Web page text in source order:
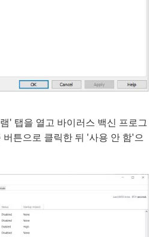
' 탭을 열고 바이러스 백신 프로그
버튼으로 클릭한 뒤 '사용 안 함'으